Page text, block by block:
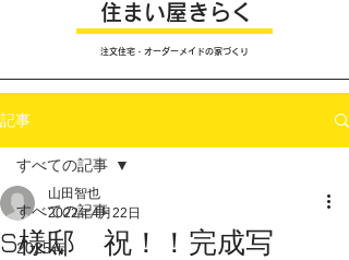
​住まい屋きらく
注文住宅・オーダーメイドの家づくり
記事
すべての記事
2025年
すべての記事
S様邸 祝！！完成写
山田智也
2022年4月22日